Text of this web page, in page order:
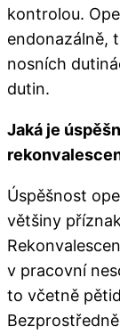
kontrolou.
endonazálně,
nosních
dutin.
Jaká je
Úspěšnost
většiny
v pracovní
to včetně